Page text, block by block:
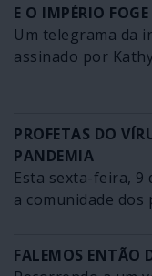
E O IMPÉRIO
Um telegrama da
assinado por
PROFETAS DO
PANDEMIA
Esta sexta-feira, 9
a comunidade dos
FALEMOS ENTÃO